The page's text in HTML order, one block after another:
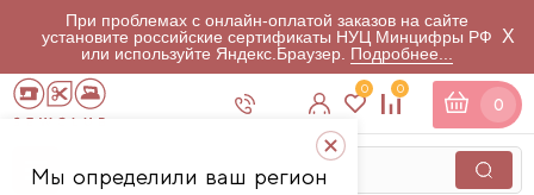
При проблемах с онлайн-оплатой заказов на сайте
установите российские сертификаты НУЦ Минцифры РФ
или используйте Яндекс.Браузер. Подробнее...
X
Мы определили ваш регион
0 0
0